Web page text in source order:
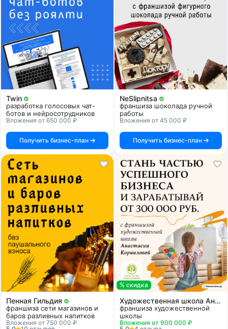
Twin
разработка голосовых чат-
ботов и нейросотрудников
Вложения от 650 000 ₽
Получить бизнес-план
NeSlipnitsa
франшиза шоколада ручной
работы
Вложения от 45 000 ₽
Получить бизнес-план
Пенная Гильдия
франшиза сети магазинов и
баров разливных напитков
Вложения от 750 000 ₽
% скидка
Художественная школа Анастасии Корниловой
франшиза художественной
школы
Вложения от 900 000 ₽